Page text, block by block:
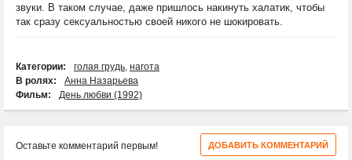
звуки. В таком случае, даже пришлось накинуть халатик, чтобы
так сразу сексуальностью своей никого не шокировать.
Категории: голая грудь нагота
В ролях:
Анна Назарьева
Фильм:
День любви (1992)
ДОБАВИТЬ КОММЕНТАРИЙ
Оставьте комментарий первым!